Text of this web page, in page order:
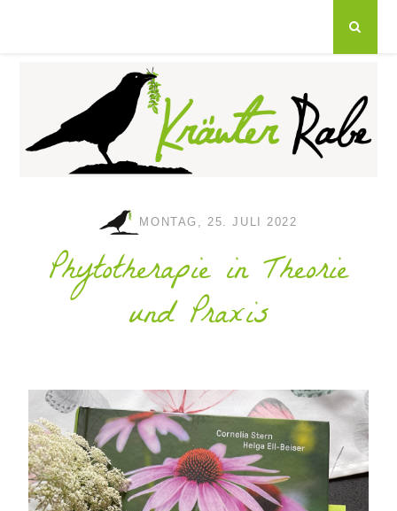
MONTAG, 25. JULI 2022
Phytotherapie in Theorie
und Praxis